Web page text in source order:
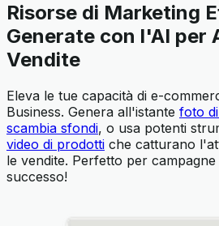
Risorse di Marketing
Generate con l'AI per
Vendite
Eleva le tue capacità di e-
Business. Genera all'istante foto
scambia sfondi, o usa potenti
video di prodotti che catturano
le vendite. Perfetto per
successo!